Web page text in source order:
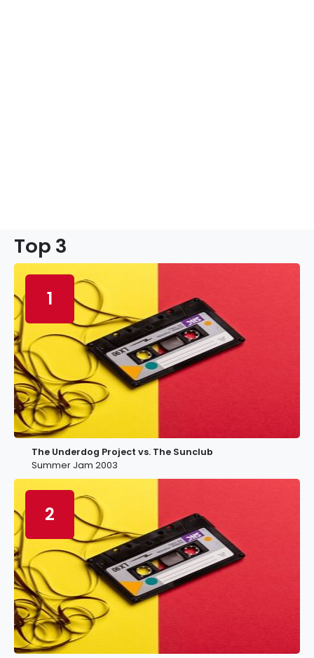
Top 3
1
The Underdog Project vs. The Sunclub
Summer Jam 2003
2